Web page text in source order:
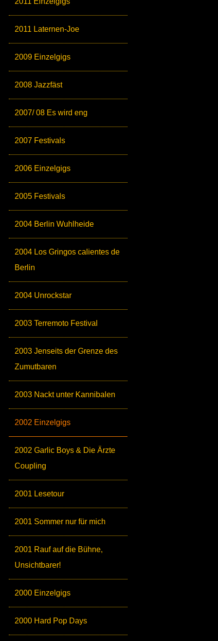
2011 Laternen-Joe
2009 Einzelgigs
2008 Jazzfäst
2007/ 08 Es wird eng
2007 Festivals
2006 Einzelgigs
2005 Festivals
2004 Berlin Wuhlheide
2004 Los Gringos calientes de
Berlin
2004 Unrockstar
2003 Terremoto Festival
2003 Jenseits der Grenze des
Zumutbaren
2003 Nackt unter Kannibalen
2002 Einzelgigs
2002 Garlic Boys & Die Ärzte
Coupling
2001 Lesetour
2001 Sommer nur für mich
2001 Rauf auf die Bühne,
Unsichtbarer!
2000 Einzelgigs
2000 Hard Pop Days